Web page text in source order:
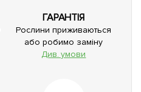
ГАРАНТІЯ
Рослини приживаються
або робимо заміну
Див. умови